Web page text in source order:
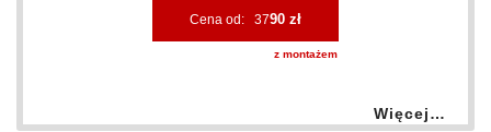
Cena od: 3790 zł
z montażem
Więcej…